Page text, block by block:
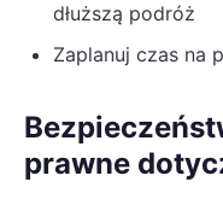
dłuższą podróż
Zaplanuj czas na
prawne